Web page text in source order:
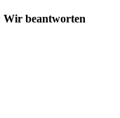
Wir beantworten